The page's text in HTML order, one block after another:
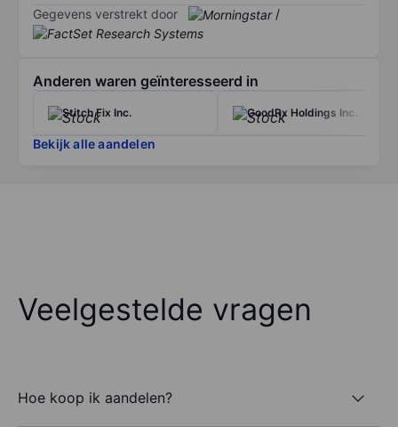
Gegevens verstrekt door /
Anderen waren geïnteresseerd in
Stitch Fix Inc. GoodRx Holdings Inc.
Bekijk alle aandelen
Veelgestelde vragen
Hoe koop ik aandelen?